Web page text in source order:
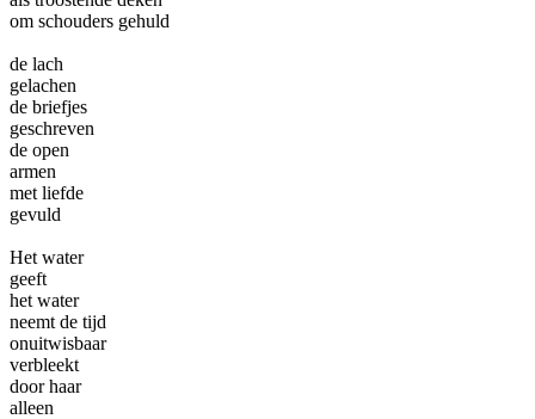
om schouders gehuld
de lach
gelachen
de briefjes
geschreven
de open
armen
met liefde
gevuld
Het water
geeft
het water
neemt de tijd
onuitwisbaar
verbleekt
door haar
alleen